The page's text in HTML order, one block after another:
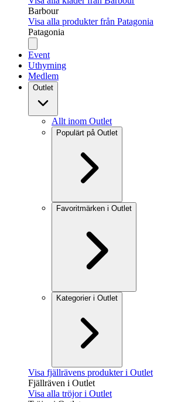
Barbour
Visa alla produkter från Patagonia
Patagonia
Event
Uthyrning
Medlem
Outlet
Allt inom Outlet
Populärt på Outlet
Favoritmärken i Outlet
Kategorier i Outlet
Visa fjällrävens produkter i Outlet
Fjällräven i Outlet
Visa alla tröjor i Outlet